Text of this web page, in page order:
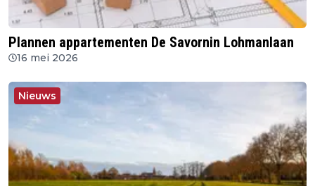
Plannen appartementen De Savornin Lohmanlaan
16 mei 2026
Nieuws